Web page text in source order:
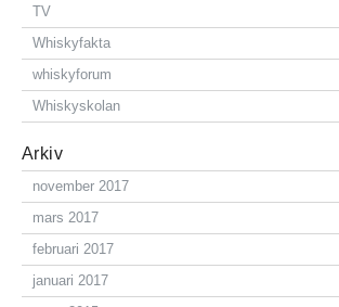
TV
Whiskyfakta
whiskyforum
Whiskyskolan
Arkiv
november 2017
mars 2017
februari 2017
januari 2017